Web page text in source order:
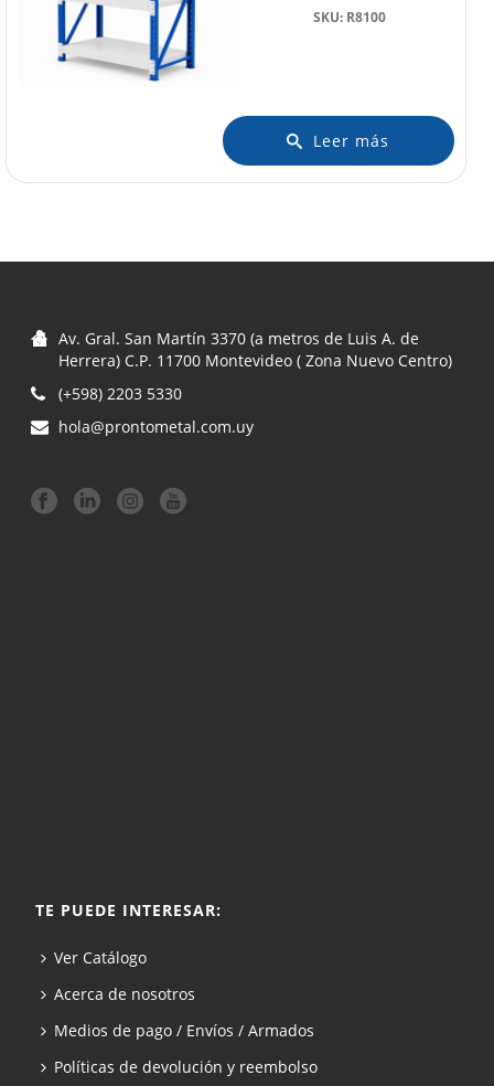
SKU: R8100
Leer más
Av. Gral. San Martín 3370 (a metros de Luis A. de
Herrera) C.P. 11700 Montevideo ( Zona Nuevo Centro)
(+598) 2203 5330
hola@prontometal.com.uy
TE PUEDE INTERESAR:
Ver Catálogo
Acerca de nosotros
Medios de pago / Envíos / Armados
Políticas de devolución y reembolso